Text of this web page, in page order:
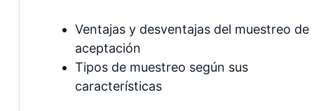
Ventajas y desventajas del muestreo de
aceptación
Tipos de muestreo según sus
características